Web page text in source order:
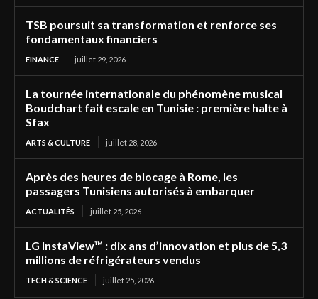
TSB poursuit sa transformation et renforce ses
fondamentaux financiers
FINANCE juillet 29, 2026
La tournée internationale du phénomène musical
Boudchart fait escale en Tunisie : première halte à
Sfax
ARTS & CULTURE juillet 28, 2026
Après des heures de blocage à Rome, les
passagers Tunisiens autorisés à embarquer
ACTUALITÉS juillet 25, 2026
LG InstaView™ : dix ans d’innovation et plus de 5,3
millions de réfrigérateurs vendus
TECH & SCIENCE juillet 25, 2026